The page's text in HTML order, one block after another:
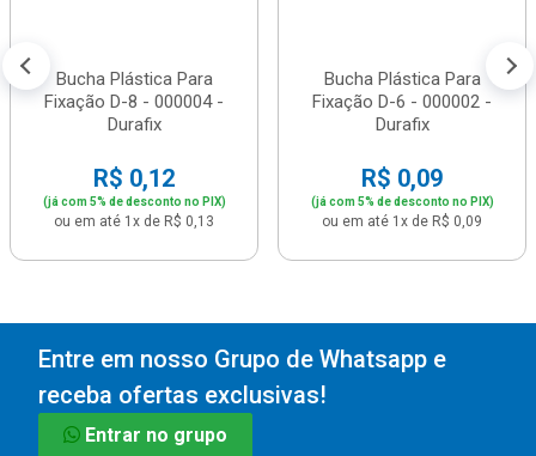
Bucha Plástica Para
Fixação D-8 - 000004 -
Durafix
R$ 0,12
(já com 5% de desconto no PIX)
ou em até 1x de R$ 0,13
Bucha Plástica Para
Fixação D-6 - 000002 -
Durafix
R$ 0,09
(já com 5% de desconto no PIX)
ou em até 1x de R$ 0,09
Entre em nosso Grupo de Whatsapp e
receba ofertas exclusivas!
Entrar no grupo